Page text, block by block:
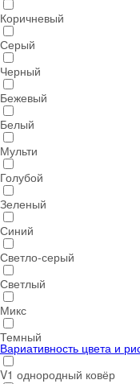
Коричневый
Серый
Черный
Бежевый
Белый
Мульти
Голубой
Зеленый
Синий
Светло-серый
Светлый
Микс
Темный
Вариативность цвета и
V1 однородный ковёр